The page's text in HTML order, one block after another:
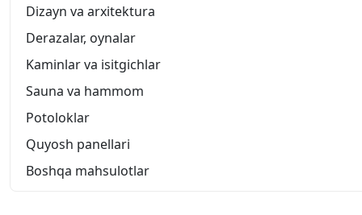
Dizayn va arxitektura
Derazalar, oynalar
Kaminlar va isitgichlar
Sauna va hammom
Potoloklar
Quyosh panellari
Boshqa mahsulotlar